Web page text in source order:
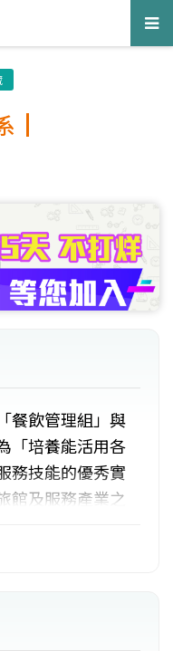
餐飲管理組」與
「培養能活用各
務技能的優秀實
館及服務產業之
館管理、物業